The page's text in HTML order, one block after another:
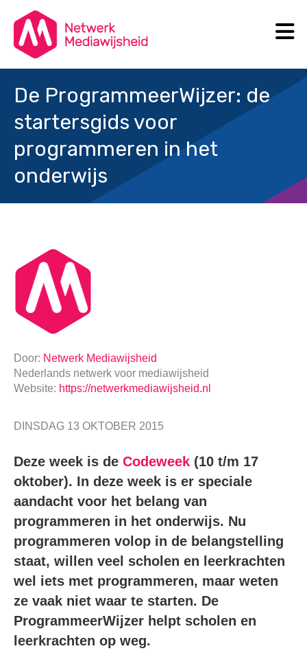
De ProgrammeerWijzer: de
startersgids voor
programmeren in het
onderwijs
Door: Netwerk Mediawijsheid
Nederlands netwerk voor mediawijsheid
Website: https://netwerkmediawijsheid.nl
DINSDAG 13 OKTOBER 2015
Deze week is de Codeweek (10 t/m 17
oktober). In deze week is er speciale
aandacht voor het belang van
programmeren in het onderwijs. Nu
programmeren volop in de belangstelling
staat, willen veel scholen en leerkrachten
wel iets met programmeren, maar weten
ze vaak niet waar te starten. De
ProgrammeerWijzer helpt scholen en
leerkrachten op weg.